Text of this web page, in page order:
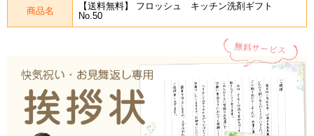
商品名
【送料無料】 フロッシュ キッチン洗剤ギフト
No.50